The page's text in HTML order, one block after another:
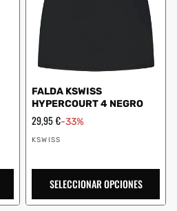
FALDA KSWISS
HYPERCOURT 4 NEGRO
Precio
oferta
29,95 €-33%
Proveedor:
KSWISS
SELECCIONAR OPCIONES